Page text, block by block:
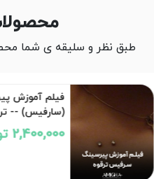
طبق نظر و سلیقه ی شما
فیلم آموزش
(سارفیس) --
2,400,000 تومان